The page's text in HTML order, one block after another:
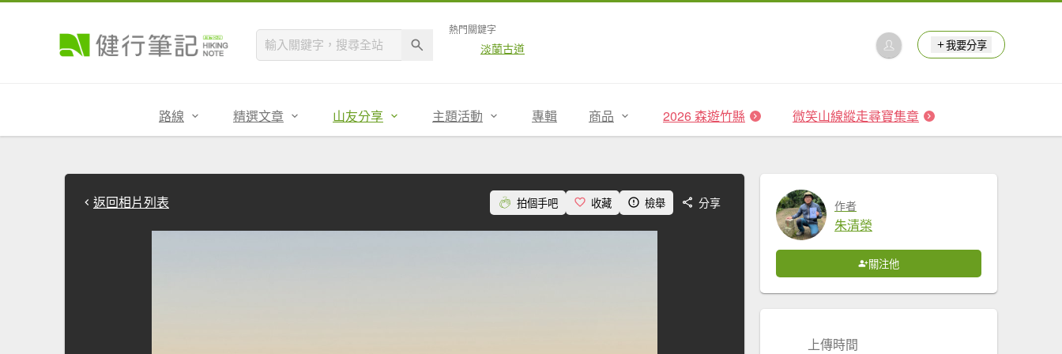
熱門關鍵字
淡蘭古道 我要分享
路線 精選文章 山友分享 主題活動 專輯 商品 2026 森遊竹縣 微笑山線縱走尋寶集章
返回相片列表 拍個手吧 收藏 檢舉 分享 作者
朱清榮
關注他
上傳時間